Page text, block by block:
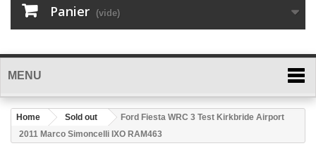
Panier (vide)
MENU
Home Sold out
Ford Fiesta WRC 3 Test Kirkbride Airport
2011 Marco Simoncelli IXO RAM463